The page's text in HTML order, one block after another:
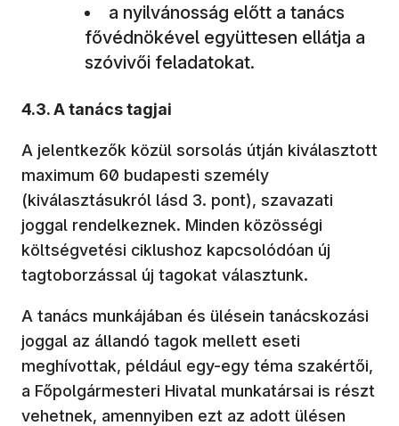
a nyilvánosság előtt a tanács
fővédnökével együttesen ellátja a
szóvivői feladatokat.
4.3. A tanács tagjai
A jelentkezők közül sorsolás útján kiválasztott
maximum 60 budapesti személy
(kiválasztásukról lásd 3. pont), szavazati
joggal rendelkeznek. Minden közösségi
költségvetési ciklushoz kapcsolódóan új
tagtoborzással új tagokat választunk.
A tanács munkájában és ülésein tanácskozási
joggal az állandó tagok mellett eseti
meghívottak, például egy-egy téma szakértői,
a Főpolgármesteri Hivatal munkatársai is részt
vehetnek, amennyiben ezt az adott ülésen